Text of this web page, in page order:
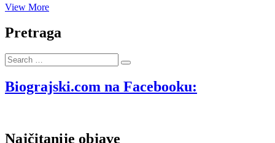
View MoreSjaj
bijeda
biogradskog
tri
djevojke
zoru
Pretraga
Search
…
Biograjski.com na Facebooku:
Najčitanije objave